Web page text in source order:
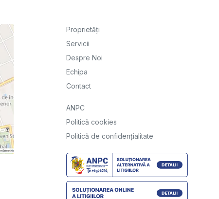
Proprietăți
Servicii
Despre Noi
Echipa
Contact
ANPC
Politică cookies
Politică de confidențialitate